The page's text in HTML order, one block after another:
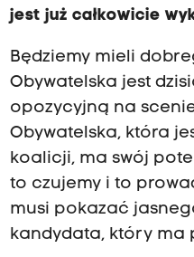
jest już całkowicie
Będziemy mieli
Obywatelska jest
opozycyjną na
Obywatelska, która
koalicji, ma swój
to czujemy i to
musi pokazać
kandydata, który ma